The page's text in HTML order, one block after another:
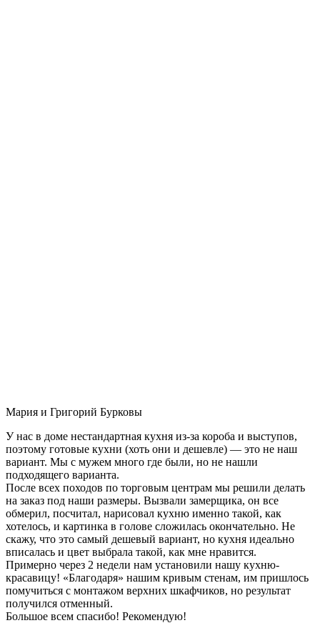
Мария и Григорий Бурковы
У нас в доме нестандартная кухня из-за короба и выступов,
поэтому готовые кухни (хоть они и дешевле) — это не наш
вариант. Мы с мужем много где были, но не нашли
подходящего варианта.
После всех походов по торговым центрам мы решили делать
на заказ под наши размеры. Вызвали замерщика, он все
обмерил, посчитал, нарисовал кухню именно такой, как
хотелось, и картинка в голове сложилась окончательно. Не
скажу, что это самый дешевый вариант, но кухня идеально
вписалась и цвет выбрала такой, как мне нравится.
Примерно через 2 недели нам установили нашу кухню-
красавицу! «Благодаря» нашим кривым стенам, им пришлось
помучиться с монтажом верхних шкафчиков, но результат
получился отменный.
Большое всем спасибо! Рекомендую!